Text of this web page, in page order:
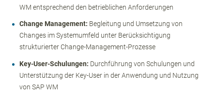
WM entsprechend den betrieblichen Anforderungen
Change Management: Begleitung und Umsetzung von
Changes im Systemumfeld unter Berücksichtigung
strukturierter Change-Management-Prozesse
Key-User-Schulungen: Durchführung von Schulungen und
Unterstützung der Key-User in der Anwendung und Nutzung
von SAP WM